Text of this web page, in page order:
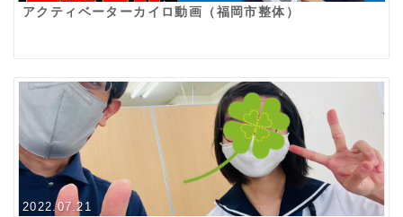
アクティベーターカイロ動画（福岡市整体）
2022.07.21